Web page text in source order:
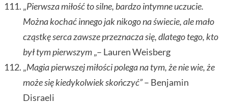
„Pierwsza miłość to silne, bardzo intymne uczucie.
Można kochać innego jak nikogo na świecie, ale mało
cząstkę serca zawsze przeznacza się, dlatego tego, kto
był tym pierwszym„– Lauren Weisberg
„Magia pierwszej miłości polega na tym, że nie wie, że
może się kiedykolwiek skończyć”– Benjamin
Disraeli